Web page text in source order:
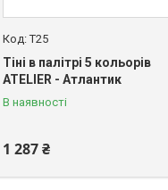
Т25
Тіні в палітрі 5 кольорів
ATELIER - Атлантик
В наявності
1 287 ₴